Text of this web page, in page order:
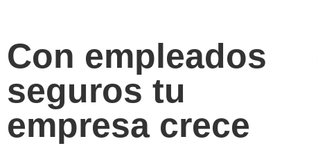
Con empleados
seguros tu
empresa crece